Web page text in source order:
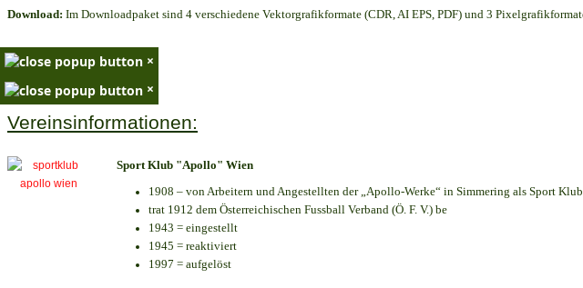
Download: Im Downloadpaket sind 4 verschiedene Vektorgrafikformate (CDR, AI EPS, PDF) und 3
×
×
Vereinsinformationen:
Sport Klub "Apollo" Wien
1908 – von Arbeitern und Angestellten der „Apollo-Werke“ in Simmering als Sport
trat 1912 dem Österreichischen Fussball Verband (Ö. F. V.) be
1943 = eingestellt
1945 = reaktiviert
1997 = aufgelöst